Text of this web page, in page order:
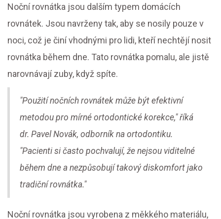
Noční rovnátka jsou dalším typem domácích
rovnátek. Jsou navrženy tak, aby se nosily pouze v
noci, což je činí vhodnými pro lidi, kteří nechtějí nosit
rovnátka během dne. Tato rovnátka pomalu, ale jistě
narovnávají zuby, když spíte.
"Použití nočních rovnátek může být efektivní
metodou pro mírné ortodontické korekce," říká
dr. Pavel Novák, odborník na ortodontiku.
"Pacienti si často pochvalují, že nejsou viditelné
během dne a nezpůsobují takový diskomfort jako
tradiční rovnátka."
Noční rovnátka jsou vyrobena z měkkého materiálu,